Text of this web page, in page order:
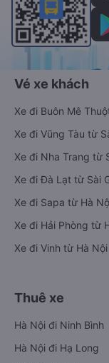
Vé xe khách
Xe đi Buôn Mê
Xe đi Vũng Tàu từ
Xe đi Nha Trang từ
Xe đi Đà Lạt từ Sài
Xe đi Sapa từ Hà
Xe đi Hải Phòng từ
Xe đi Vinh từ Hà Nội
Thuê xe
Hà Nội đi Ninh Bình
Hà Nội đi Hạ Long